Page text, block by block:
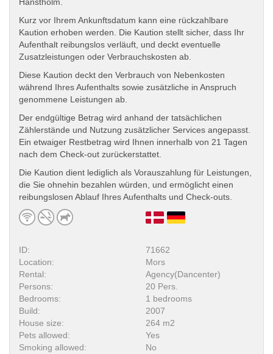
Kurz vor Ihrem Ankunftsdatum kann eine rückzahlbare
Kaution erhoben werden. Die Kaution stellt sicher, dass Ihr
Aufenthalt reibungslos verläuft, und deckt eventuelle
Zusatzleistungen oder Verbrauchskosten ab.
Diese Kaution deckt den Verbrauch von Nebenkosten
während Ihres Aufenthalts sowie zusätzliche in Anspruch
genommene Leistungen ab.
Der endgültige Betrag wird anhand der tatsächlichen
Zählerstände und Nutzung zusätzlicher Services angepasst.
Ein etwaiger Restbetrag wird Ihnen innerhalb von 21 Tagen
nach dem Check-out zurückerstattet.
Die Kaution dient lediglich als Vorauszahlung für Leistungen,
die Sie ohnehin bezahlen würden, und ermöglicht einen
reibungslosen Ablauf Ihres Aufenthalts und Check-outs.
ID:
71662
Location:
Mors
Rental:
Agency(Dancenter)
Persons:
20 Pers.
Bedrooms:
1 bedrooms
Build:
2007
House size:
264 m2
Pets allowed:
Yes
Smoking allowed:
No